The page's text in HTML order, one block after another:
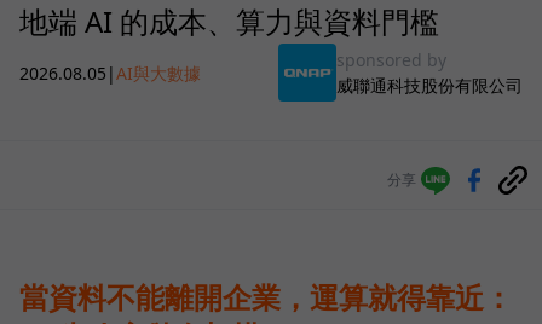
地端 AI 的成本、算力與資料門檻
2026.08.05 |AI與大數據
sponsored by
威聯通科技股份有限公司
分享
當資料不能離開企業，運算就得靠近：